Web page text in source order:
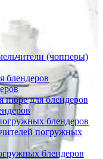
(чопперы)
блендеров
пюре для блендеров
блендеров
погружных
блендеров